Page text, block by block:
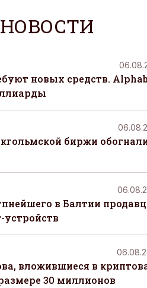
новых средств.
биржи
в Балтии
вложившиеся в
30 миллионов